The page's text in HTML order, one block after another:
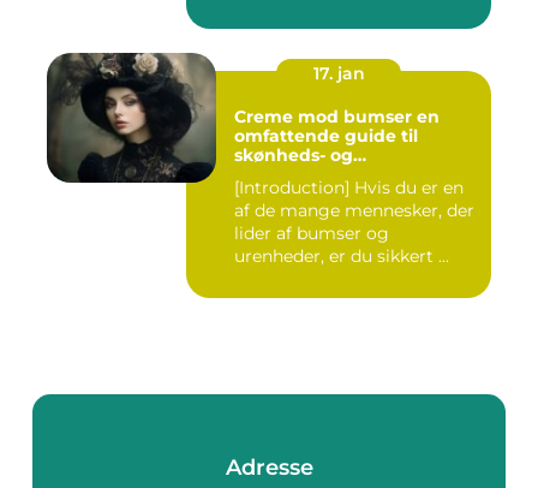
17. jan
Creme mod bumser en
omfattende guide til
skønheds- og
[Introduction] Hvis du er en
af de mange mennesker, der
lider af bumser og
urenheder, er du sikkert ...
Adresse